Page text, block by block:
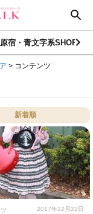
原宿・青文字系SHOP
> コンテンツ
新着順
2017年12月22日